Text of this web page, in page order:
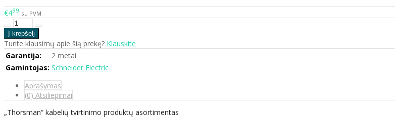
€499 su PVM
Turite klausimų apie šią prekę? Klauskite
Garantija:
2 metai
Gamintojas: Schneider Electric
Aprašymas
(0) Atsiliepimai
„Thorsman“ kabelių tvirtinimo produktų asortimentas